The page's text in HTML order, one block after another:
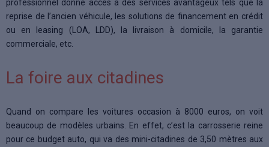
professionnel donne accès à des services avantageux tels que la
reprise de l’ancien véhicule, les solutions de financement en crédit
ou en leasing (LOA, LDD), la livraison à domicile, la garantie
commerciale, etc.
La foire aux citadines
Quand on compare les voitures occasion à 8000 euros, on voit
beaucoup de modèles urbains. En effet, c’est la carrosserie reine
pour ce budget auto, qui va des mini-citadines de 3,50 mètres aux